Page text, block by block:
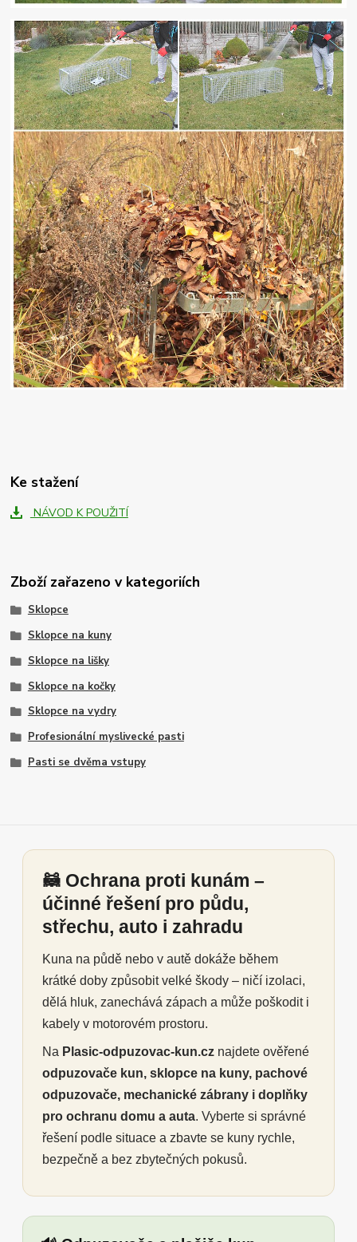
Ke stažení
NÁVOD K POUŽITÍ
Zboží zařazeno v kategoriích
Sklopce
Sklopce na kuny
Sklopce na lišky
Sklopce na kočky
Sklopce na vydry
Profesionální myslivecké pasti
Pasti se dvěma vstupy
🦝 Ochrana proti kunám –
účinné řešení pro půdu,
střechu, auto i zahradu
Kuna na půdě nebo v autě dokáže během
krátké doby způsobit velké škody – ničí izolaci,
dělá hluk, zanechává zápach a může poškodit i
kabely v motorovém prostoru.
Na Plasic-odpuzovac-kun.cz najdete ověřené
odpuzovače kun, sklopce na kuny, pachové
odpuzovače, mechanické zábrany i doplňky
pro ochranu domu a auta. Vyberte si správné
řešení podle situace a zbavte se kuny rychle,
bezpečně a bez zbytečných pokusů.